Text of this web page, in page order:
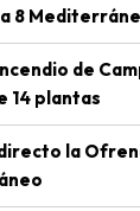
8
de
14 plantas
la